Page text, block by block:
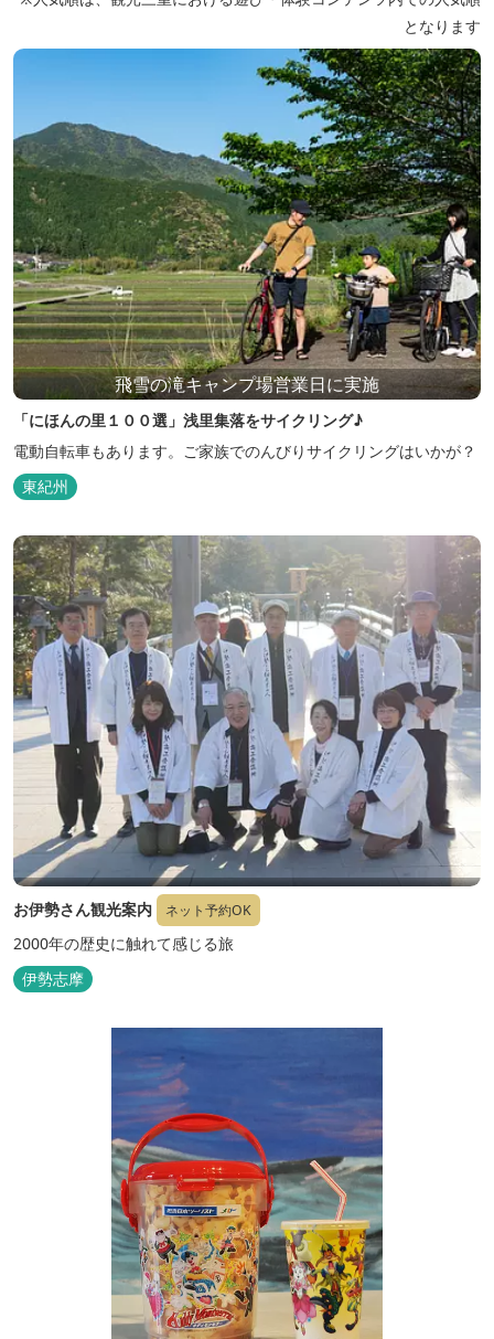
となります
飛雪の滝キャンプ場営業日に実施
「にほんの里１００選」浅里集落をサイクリング♪
電動自転車もあります。ご家族でのんびりサイクリングはいかが？
東紀州
お伊勢さん観光案内 ネット予約OK
2000年の歴史に触れて感じる旅
伊勢志摩